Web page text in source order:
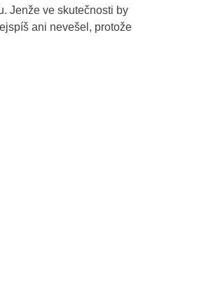
Jenže ve skutečnosti by
ani nevešel, protože